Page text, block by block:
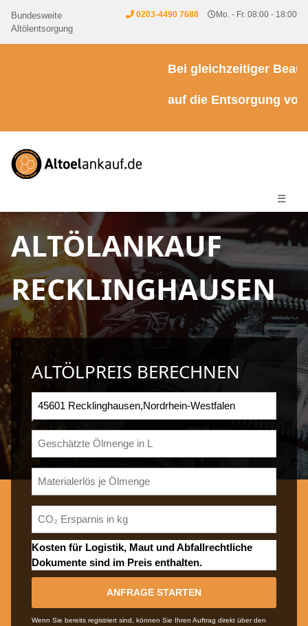
Bundesweite
Altölentsorgung
0203-4490 7688 Mo. - Fr. 08:00 - 18:00
Bei gleichzeitiger
auf die Entsorgung von
☰
ALTÖLANKAUF
RECKLINGHAUSEN
ALTÖLPREIS BERECHNEN
Kosten für Logistik, Maut und Abfallrechtliche
Dokumente sind im Preis enthalten.
ANFRAGE STARTEN
Wenn Sie bereits registriert sind, können Sie Ihren Auftrag direkt über den